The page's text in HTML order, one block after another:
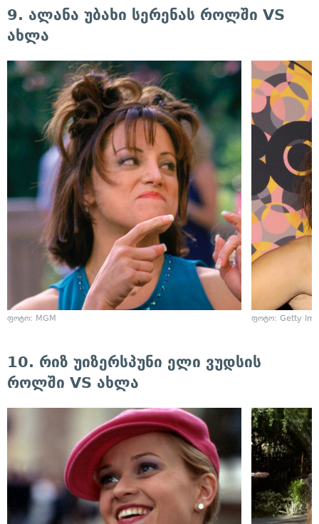
9. ალანა უბახი სერენას როლში VS
ახლა
ფოტო: MGM ფოტო: Getty
10. რიზ უიზერსპუნი ელი ვუდსის
როლში VS ახლა